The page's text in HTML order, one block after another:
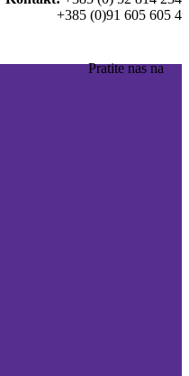
+385 (0)91 605 605 4
Pratite nas na